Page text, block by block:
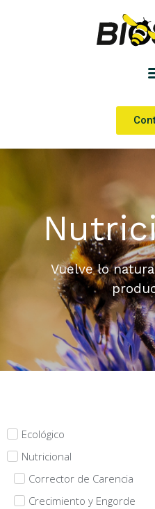
Vuelve lo
Ecológico
Nutricional
Corrector de Carencia
Crecimiento y Engorde